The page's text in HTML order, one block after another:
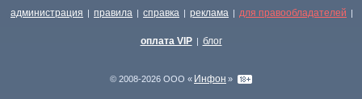
администрация | правила | справка | реклама | для правообладателей |
оплата VIP | блог
© 2008-2026 ООО « Инфон »